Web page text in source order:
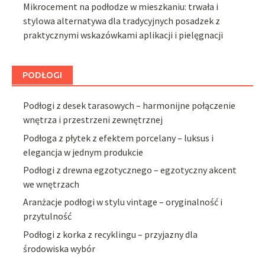
Mikrocement na podłodze w mieszkaniu: trwała i
stylowa alternatywa dla tradycyjnych posadzek z
praktycznymi wskazówkami aplikacji i pielęgnacji
PODŁOGI
Podłogi z desek tarasowych – harmonijne połączenie
wnętrza i przestrzeni zewnętrznej
Podłoga z płytek z efektem porcelany – luksus i
elegancja w jednym produkcie
Podłogi z drewna egzotycznego – egzotyczny akcent
we wnętrzach
Aranżacje podłogi w stylu vintage – oryginalność i
przytulność
Podłogi z korka z recyklingu – przyjazny dla
środowiska wybór